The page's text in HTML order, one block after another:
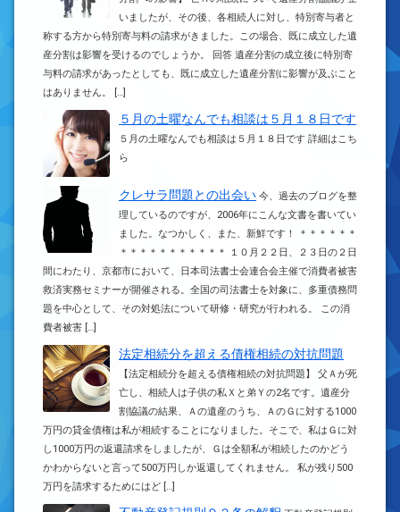
いましたが、その後、各相続人に対し、特別寄与者と
称する方から特別寄与料の請求がきました。この場合、既に成立した遺
産分割は影響を受けるのでしょうか。 回答 遺産分割の成立後に特別寄
与料の請求があったとしても、既に成立した遺産分割に影響が及ぶこと
はありません。 […]
５月の土曜なんでも相談は５月１８日です
５月の土曜なんでも相談は５月１８日です 詳細はこち
ら
クレサラ問題との出会い 今、過去のブログを整
理しているのですが、2006年にこんな文書を書いてい
ました。なつかしく、また、新鮮です！ ＊＊＊＊＊＊
＊＊＊＊＊＊＊＊＊＊＊ １０月２２日、２３日の２日
間にわたり、京都市において、日本司法書士会連合会主催で消費者被害
救済実務セミナーが開催される。全国の司法書士を対象に、多重債務問
題を中心として、その対処法について研修・研究が行われる。 この消
費者被害 […]
法定相続分を超える債権相続の対抗問題
【法定相続分を超える債権相続の対抗問題】 父Ａが死
亡し、相続人は子供の私Ｘと弟Ｙの2名です。遺産分
割協議の結果、Ａの遺産のうち、ＡのＧに対する1000
万円の貸金債権は私が相続することになりました。そこで、私はＧに対
し1000万円の返還請求をしましたが、Ｇは全額私が相続したのかどう
かわからないと言って500万円しか返還してくれません。 私が残り500
万円を請求するためにはど […]